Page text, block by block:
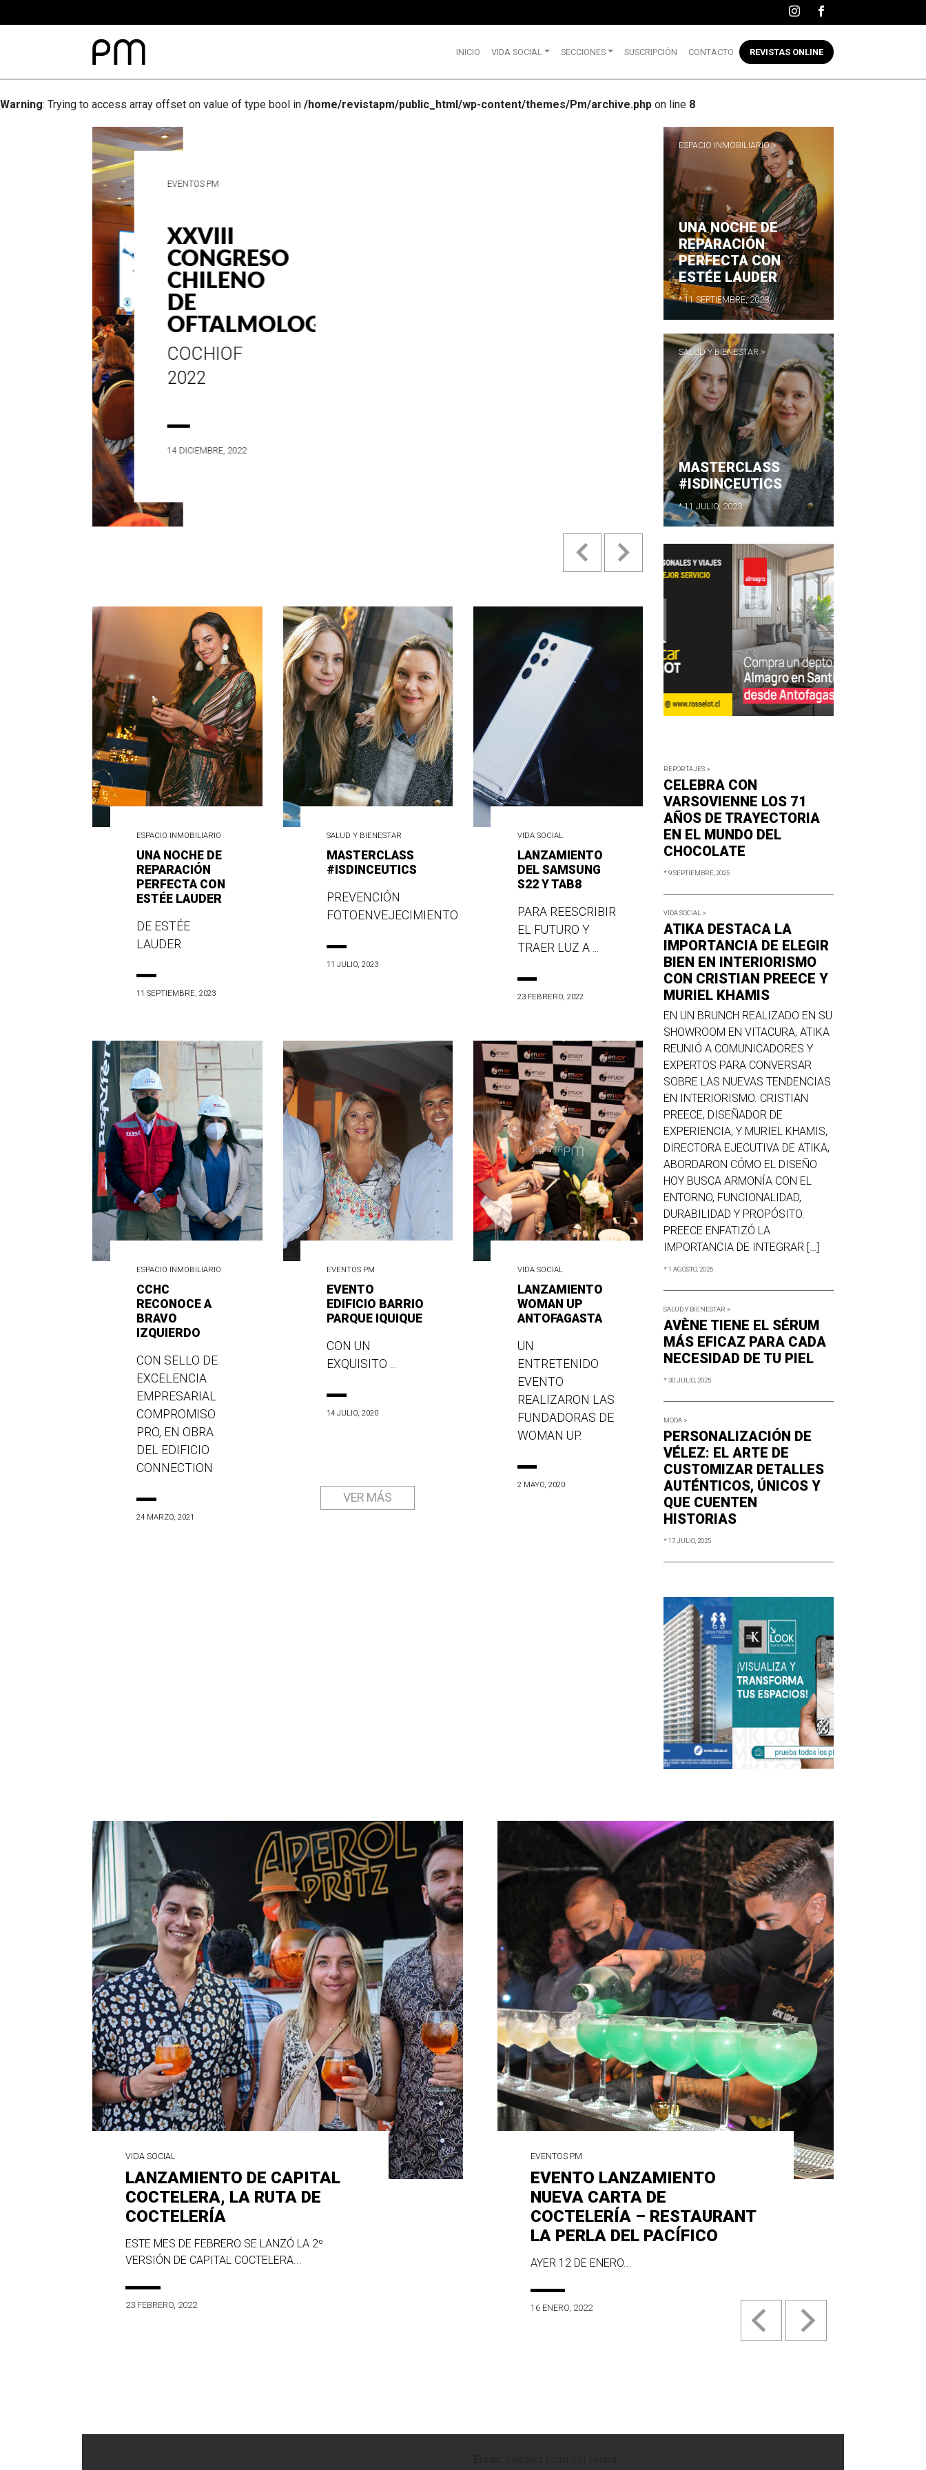
INICIO VIDA SOCIAL SECCIONES SUSCRIPCIÓN CONTACTO REVISTAS ONLINE
Warning: Trying to access array offset on value of type bool in /home/revistapm/public_html/wp-content/themes/Pm/archive.php on line 8
Previous Next
ESPACIO INMOBILIARIO
UNA NOCHE DE
REPARACIÓN
PERFECTA CON
ESTÉE LAUDER
DE ESTÉE
LAUDER
11 SEPTIEMBRE, 2023
SALUD Y BIENESTAR
MASTERCLASS
#ISDINCEUTICS
PREVENCIÓN
FOTOENVEJECIMIENTO
11 JULIO, 2023
VIDA SOCIAL
LANZAMIENTO
DEL SAMSUNG
S22 Y TAB8
PARA REESCRIBIR
EL FUTURO Y
TRAER LUZ A ...
23 FEBRERO, 2022
ESPACIO INMOBILIARIO
CCHC
RECONOCE A
BRAVO
IZQUIERDO
CON SELLO DE
EXCELENCIA
EMPRESARIAL
COMPROMISO
PRO, EN OBRA
DEL EDIFICIO
CONNECTION
24 MARZO, 2021
EVENTOS PM
EVENTO
EDIFICIO BARRIO
PARQUE IQUIQUE
CON UN
EXQUISITO ...
14 JULIO, 2020
VIDA SOCIAL
LANZAMIENTO
WOMAN UP
ANTOFAGASTA
UN
ENTRETENIDO
EVENTO
REALIZARON LAS
FUNDADORAS DE
WOMAN UP.
2 MAYO, 2020
VER MÁS
ESPACIO INMOBILIARIO >
UNA NOCHE DE
REPARACIÓN
PERFECTA CON
ESTÉE LAUDER
* 11 SEPTIEMBRE, 2023
SALUD Y BIENESTAR >
MASTERCLASS
#ISDINCEUTICS
* 11 JULIO, 2023
REPORTAJES >
CELEBRA CON
VARSOVIENNE LOS 71
AÑOS DE TRAYECTORIA
EN EL MUNDO DEL
CHOCOLATE
* 9 SEPTIEMBRE, 2025
VIDA SOCIAL >
ATIKA DESTACA LA
IMPORTANCIA DE ELEGIR
BIEN EN INTERIORISMO
CON CRISTIAN PREECE Y
MURIEL KHAMIS
EN UN BRUNCH REALIZADO EN SU
SHOWROOM EN VITACURA, ATIKA
REUNIÓ A COMUNICADORES Y
EXPERTOS PARA CONVERSAR
SOBRE LAS NUEVAS TENDENCIAS
EN INTERIORISMO. CRISTIAN
PREECE, DISEÑADOR DE
EXPERIENCIA, Y MURIEL KHAMIS,
DIRECTORA EJECUTIVA DE ATIKA,
ABORDARON CÓMO EL DISEÑO
HOY BUSCA ARMONÍA CON EL
ENTORNO, FUNCIONALIDAD,
DURABILIDAD Y PROPÓSITO.
PREECE ENFATIZÓ LA
IMPORTANCIA DE INTEGRAR […]
* 1 AGOSTO, 2025
SALUD Y BIENESTAR >
AVÈNE TIENE EL SÉRUM
MÁS EFICAZ PARA CADA
NECESIDAD DE TU PIEL
* 30 JULIO, 2025
MODA >
PERSONALIZACIÓN DE
VÉLEZ: EL ARTE DE
CUSTOMIZAR DETALLES
AUTÉNTICOS, ÚNICOS Y
QUE CUENTEN
HISTORIAS
* 17 JULIO, 2025
VIDA SOCIAL
LANZAMIENTO DE CAPITAL
COCTELERA, LA RUTA DE
COCTELERÍA
ESTE MES DE FEBRERO SE LANZÓ LA 2º
VERSIÓN DE CAPITAL COCTELERA...
23 FEBRERO, 2022
EVENTOS PM
EVENTO LANZAMIENTO
NUEVA CARTA DE
COCTELERÍA – RESTAURANT
LA PERLA DEL PACÍFICO
AYER 12 DE ENERO...
16 ENERO, 2022